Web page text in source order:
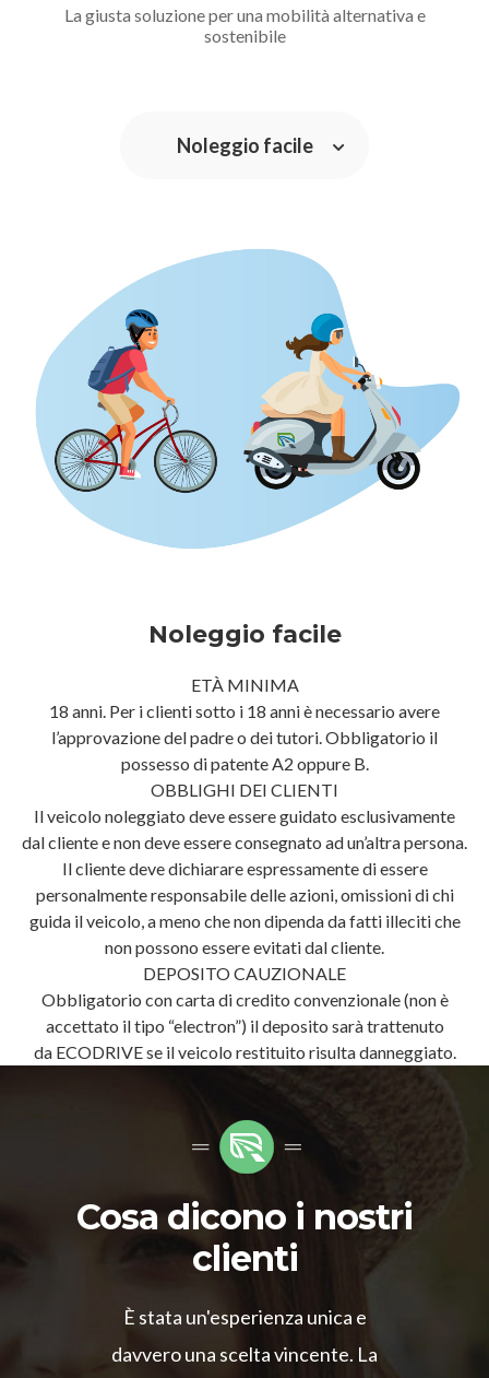
La giusta soluzione per una mobilità alternativa e
sostenibile
Noleggio facile
Noleggio facile
ETÀ MINIMA
18 anni. Per i clienti sotto i 18 anni è necessario avere
l’approvazione del padre o dei tutori. Obbligatorio il
possesso di patente A2 oppure B.
OBBLIGHI DEI CLIENTI
Il veicolo noleggiato deve essere guidato esclusivamente
dal cliente e non deve essere consegnato ad un’altra persona.
Il cliente deve dichiarare espressamente di essere
personalmente responsabile delle azioni, omissioni di chi
guida il veicolo, a meno che non dipenda da fatti illeciti che
non possono essere evitati dal cliente.
DEPOSITO CAUZIONALE
Obbligatorio con carta di credito convenzionale (non è
accettato il tipo “electron”) il deposito sarà trattenuto
da ECODRIVE se il veicolo restituito risulta danneggiato.
Cosa dicono i nostri
clienti
È stata un'esperienza unica e
davvero una scelta vincente. La